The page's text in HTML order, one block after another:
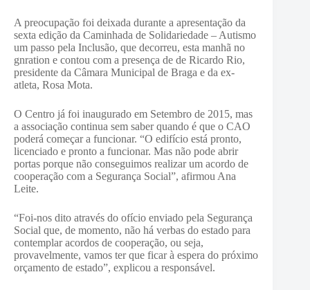
A preocupação foi deixada durante a apresentação da
sexta edição da Caminhada de Solidariedade – Autismo
um passo pela Inclusão, que decorreu, esta manhã no
gnration e contou com a presença de de Ricardo Rio,
presidente da Câmara Municipal de Braga e da ex-
atleta, Rosa Mota.
O Centro já foi inaugurado em Setembro de 2015, mas
a associação continua sem saber quando é que o CAO
poderá começar a funcionar. “O edifício está pronto,
licenciado e pronto a funcionar. Mas não pode abrir
portas porque não conseguimos realizar um acordo de
cooperação com a Segurança Social”, afirmou Ana
Leite.
“Foi-nos dito através do ofício enviado pela Segurança
Social que, de momento, não há verbas do estado para
contemplar acordos de cooperação, ou seja,
provavelmente, vamos ter que ficar à espera do próximo
orçamento de estado”, explicou a responsável.